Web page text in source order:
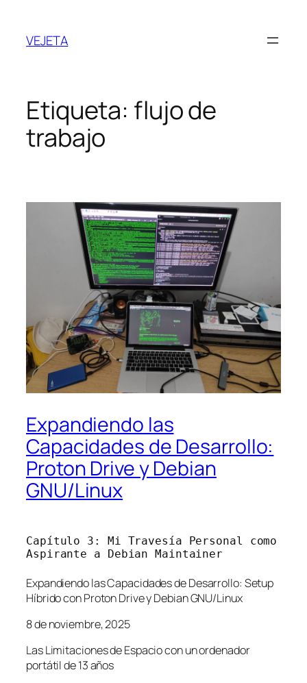
contenido
VEJETA
Etiqueta: flujo de
trabajo
Expandiendo las
Capacidades de Desarrollo:
Proton Drive y Debian
GNU/Linux
Capítulo 3: Mi Travesía Personal como
Aspirante a Debian Maintainer
Expandiendo las Capacidades de Desarrollo: Setup
Híbrido con Proton Drive y Debian GNU/Linux
8 de noviembre, 2025
Las Limitaciones de Espacio con un ordenador
portátil de 13 años